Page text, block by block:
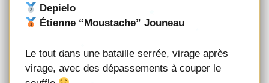
Depielo
Étienne “Moustache” Jouneau
Le tout dans une bataille serrée, virage après
virage, avec des dépassements à couper le